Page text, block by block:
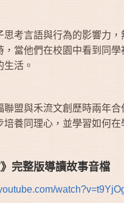
思考言語與行為的影響力，
，當他們在校園中看到同
生活。
聯盟與禾流文創歷時兩年
培養同理心，並學習如何
》完整版導讀故事音檔